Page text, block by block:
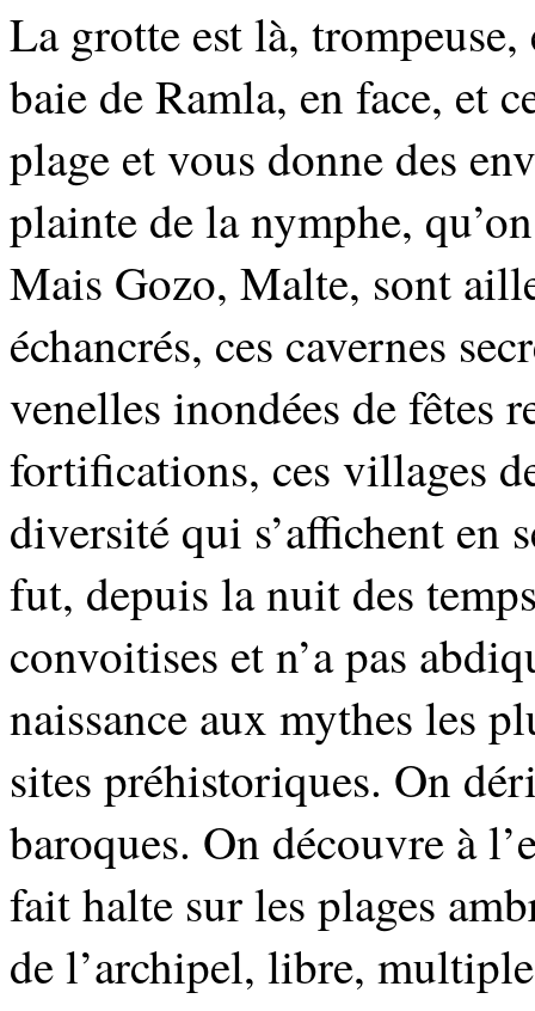
La grotte est là,
baie de Ramla, en face, et
plage et vous donne des
plainte de la nymphe,
Mais Gozo, Malte, sont
échancrés, ces cavernes
venelles inondées de fêtes
fortifications, ces villages
diversité qui s’affichent en
fut, depuis la nuit des
convoitises et n’a pas
naissance aux mythes les
sites préhistoriques. On
baroques. On découvre à
fait halte sur les plages
de l’archipel, libre,